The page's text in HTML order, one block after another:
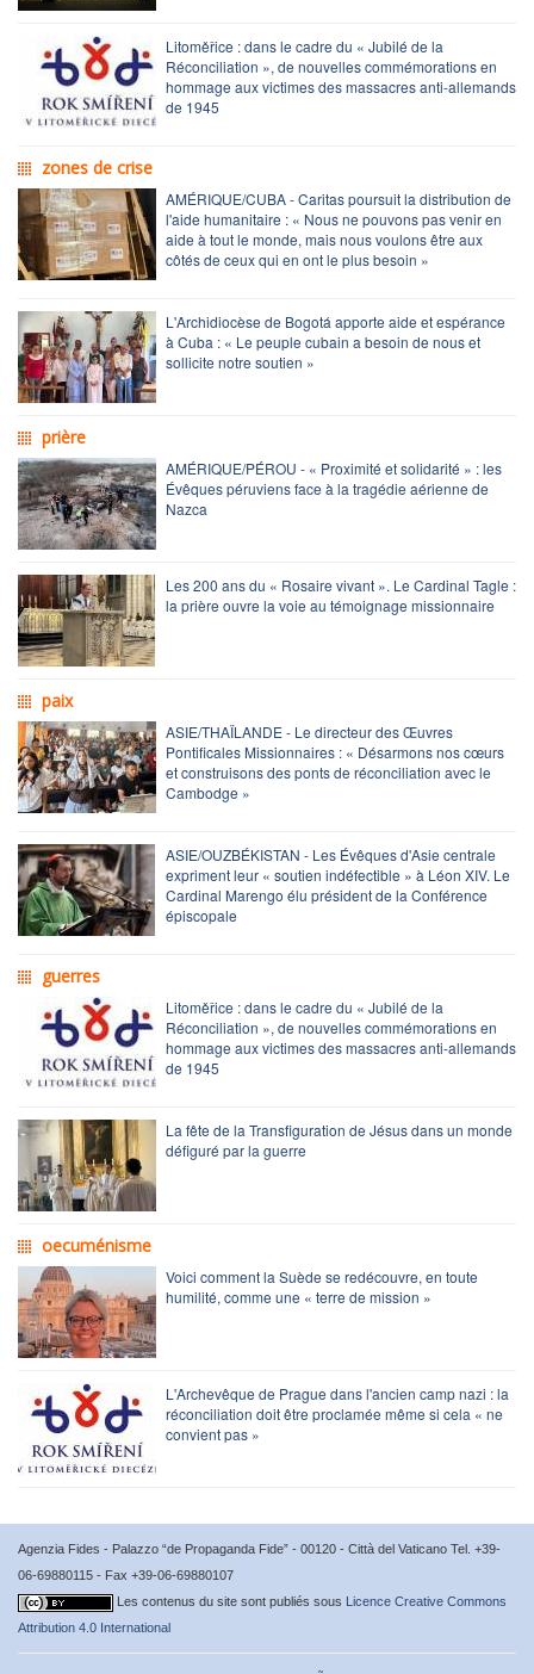
Litoměřice : dans le cadre du « Jubilé de la
Réconciliation », de nouvelles commémorations en
hommage aux victimes des massacres anti-allemands
de 1945
zones de crise
AMÉRIQUE/CUBA - Caritas poursuit la distribution de
l'aide humanitaire : « Nous ne pouvons pas venir en
aide à tout le monde, mais nous voulons être aux
côtés de ceux qui en ont le plus besoin »
L'Archidiocèse de Bogotá apporte aide et espérance
à Cuba : « Le peuple cubain a besoin de nous et
sollicite notre soutien »
prière
AMÉRIQUE/PÉROU - « Proximité et solidarité » : les
Évêques péruviens face à la tragédie aérienne de
Nazca
Les 200 ans du « Rosaire vivant ». Le Cardinal Tagle :
la prière ouvre la voie au témoignage missionnaire
paix
ASIE/THAÏLANDE - Le directeur des Œuvres
Pontificales Missionnaires : « Désarmons nos cœurs
et construisons des ponts de réconciliation avec le
Cambodge »
ASIE/OUZBÉKISTAN - Les Évêques d'Asie centrale
expriment leur « soutien indéfectible » à Léon XIV. Le
Cardinal Marengo élu président de la Conférence
épiscopale
guerres
Litoměřice : dans le cadre du « Jubilé de la
Réconciliation », de nouvelles commémorations en
hommage aux victimes des massacres anti-allemands
de 1945
La fête de la Transfiguration de Jésus dans un monde
défiguré par la guerre
oecuménisme
Voici comment la Suède se redécouvre, en toute
humilité, comme une « terre de mission »
L'Archevêque de Prague dans l'ancien camp nazi : la
réconciliation doit être proclamée même si cela « ne
convient pas »
Agenzia Fides - Palazzo “de Propaganda Fide” - 00120 - Città del Vaticano Tel. +39-
06-69880115 - Fax +39-06-69880107
Les contenus du site sont publiés sous Licence Creative Commons
Attribution 4.0 International